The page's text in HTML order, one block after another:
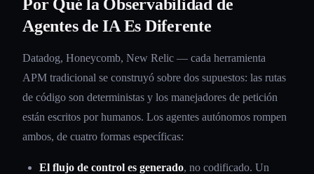
Por Qué la Observabilidad de
Agentes de IA Es Diferente
Datadog, Honeycomb, New Relic — cada herramienta
APM tradicional se construyó sobre dos supuestos: las rutas
de código son deterministas y los manejadores de petición
están escritos por humanos. Los agentes autónomos rompen
ambos, de cuatro formas específicas:
El flujo de control es generado, no codificado. Un